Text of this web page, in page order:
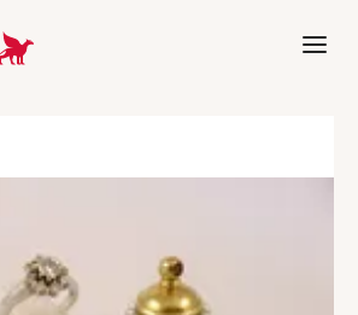
Aller à l'accueil de Crédit Municipal